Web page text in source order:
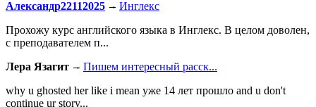
Александр22112025
Инглекс
Прохожу курс английского языка в Инглекс. В целом доволен,
с преподавателем п...
Лера Язагит
Пишем интересный расск...
why u ghosted her like i mean уже 14 лет прошло and u don't
continue ur story...